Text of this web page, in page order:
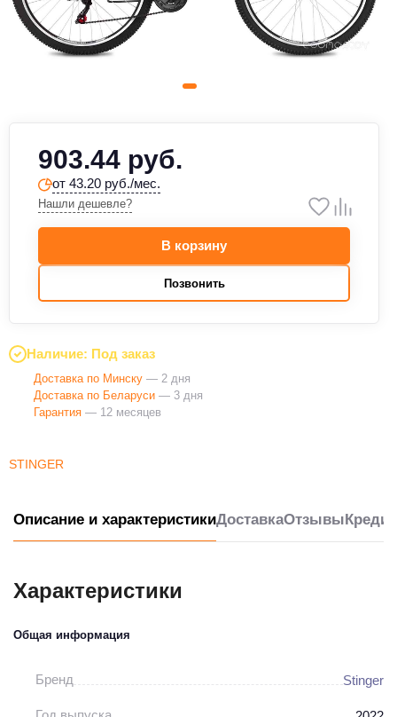
STINGER
903.44 руб.
от 43.20 руб./мес.
Нашли дешевле?
В корзину
Позвонить
Наличие: Под заказ
Доставка по Минску — 2 дня
Доставка по Беларуси — 3 дня
Гарантия — 12 месяцев
Описание и характеристикиДоставкаОтзывы
Характеристики
Общая информация
Бренд Stinger